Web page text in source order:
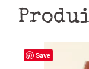
Save